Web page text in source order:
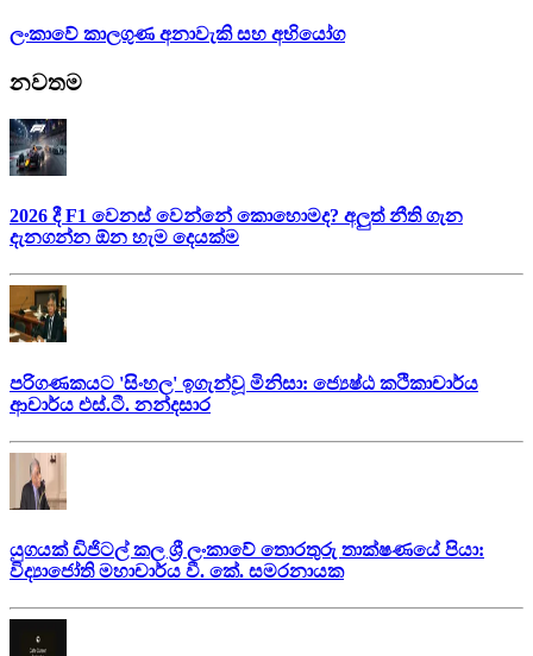
ලංකාවේ කාලගුණ අනාවැකි සහ අභියෝග
නවතම
2026 දී F1 වෙනස් වෙන්නේ කොහොමද? අලුත් නීති ගැන
දැනගන්න ඕන හැම දෙයක්ම
පරිගණකයට 'සිංහල' ඉගැන්වූ මිනිසා: ජ්‍යෙෂ්ඨ කථිකාචාර්ය
ආචාර්ය එස්.ටී. නන්දසාර
යුගයක් ඩිජිටල් කල ශ්‍රී ලංකාවේ තොරතුරු තාක්ෂණයේ පියා:
විද්‍යාජෝති මහාචාර්ය වී. කේ. සමරනායක